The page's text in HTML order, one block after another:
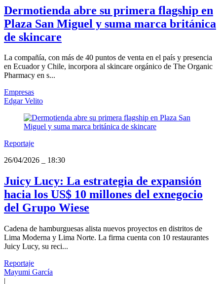
Dermotienda abre su primera flagship en
Plaza San Miguel y suma marca británica
de skincare
La compañía, con más de 40 puntos de venta en el país y presencia
en Ecuador y Chile, incorpora al skincare orgánico de The Organic
Pharmacy en s...
Empresas
Edgar Velito
Reportaje
26/04/2026
18:30
Juicy Lucy: La estrategia de expansión
hacia los US$ 10 millones del exnegocio
del Grupo Wiese
Cadena de hamburguesas alista nuevos proyectos en distritos de
Lima Moderna y Lima Norte. La firma cuenta con 10 restaurantes
Juicy Lucy, su reci...
Reportaje
Mayumi García
|